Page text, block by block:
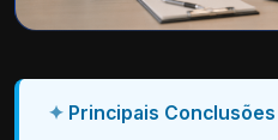
Principais Conclusões